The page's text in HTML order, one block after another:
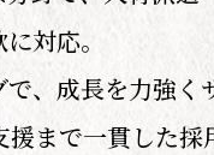
対応。
、成長を力強く
まで一貫した採